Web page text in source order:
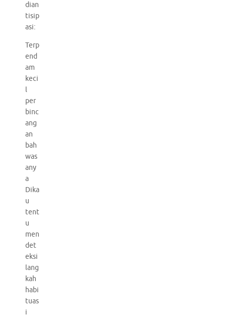
dian
tisip
asi:
Terp
end
am
keci
l
per
binc
ang
an
bah
was
any
a
Dika
u
tent
u
men
det
eksi
lang
kah
habi
tuas
i